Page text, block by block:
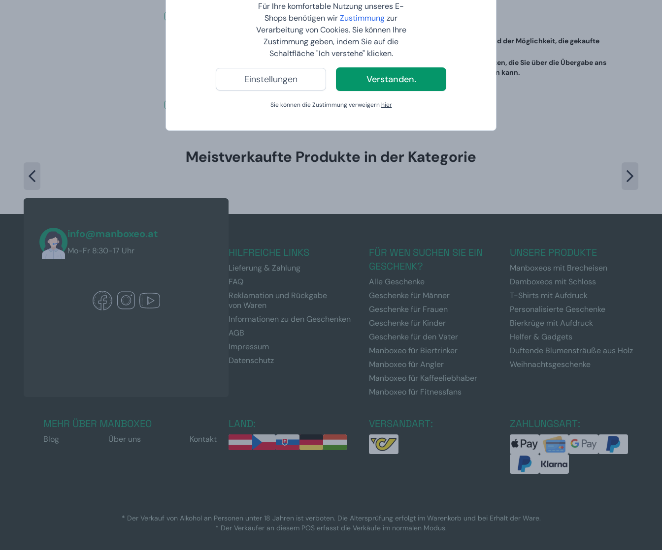
Für Ihre komfortable Nutzung unseres E-
Shops benötigen wirZustimmungzur
Verarbeitung von Cookies. Sie können Ihre
Zustimmung geben, indem Sie auf die
Schaltfläche "Ich verstehe" klicken.
Einstellungen Verstanden.
Sie können die Zustimmung verweigernhier
Wichtige Informationen
Da es sich um eine maßangefertigte Ware handelt, unterliegt sie der 14-tägigen Widerrufsfrist und der Möglichkeit, die gekaufte
Änderungen der Bestellungen enthalten, können ab dem Zeitpunkt, an dem Sie eine E-Mail erhalten, die Sie über die Übergabe ans
Lager informiert, gebührenpflichtig sein, weil das Produkt möglicherweise bereits hergestellt sein kann.
Was unsere Kunden sagen
Meistverkaufte Produkte in der Kategorie
info@manboxeo.at
Mo-Fr 8:30-17 Uhr HILFREICHE LINKS
Lieferung & Zahlung
FAQ
Reklamation und Rückgabe
von Waren
Informationen zu den Geschenken
AGB
Impressum
Datenschutz
FÜR WEN SUCHEN SIE EIN
GESCHENK?
Alle Geschenke
Geschenke für Männer
Geschenke für Frauen
Geschenke für Kinder
Geschenke für den Vater
Manboxeo für Biertrinker
Manboxeo für Angler
Manboxeo für Kaffeeliebhaber
Manboxeo für Fitnessfans
UNSERE PRODUKTE
Manboxeos mit Brecheisen
Damboxeos mit Schloss
T-Shirts mit Aufdruck
Personalisierte Geschenke
Bierkrüge mit Aufdruck
Helfer & Gadgets
Duftende Blumensträuße aus Holz
Weihnachtsgeschenke
MEHR ÜBER MANBOXEO
Blog Über uns Kontakt
LAND: VERSANDART: ZAHLUNGSART:
* Der Verkauf von Alkohol an Personen unter 18 Jahren ist verboten. Die Altersprüfung erfolgt im Warenkorb und bei Erhalt der Ware.
* Der Verkäufer an diesem POS erfasst die Verkäufe im normalen Modus.